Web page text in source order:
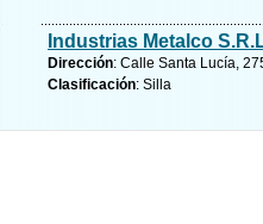
Industrias Metalco
Dirección: Calle Santa Lucía,
Clasificación: Silla